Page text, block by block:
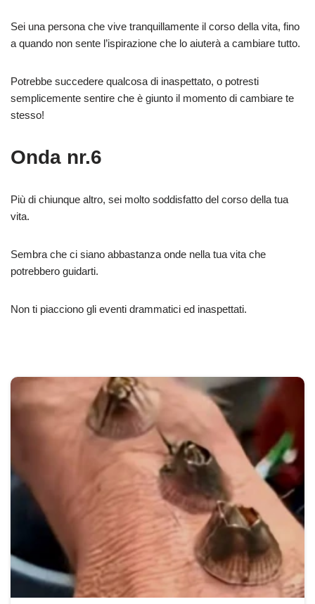
Sei una persona che vive tranquillamente il corso della vita, fino
a quando non sente l’ispirazione che lo aiuterà a cambiare tutto.
Potrebbe succedere qualcosa di inaspettato, o potresti
semplicemente sentire che è giunto il momento di cambiare te
stesso!
Onda nr.6
Più di chiunque altro, sei molto soddisfatto del corso della tua
vita.
Sembra che ci siano abbastanza onde nella tua vita che
potrebbero guidarti.
Non ti piacciono gli eventi drammatici ed inaspettati.